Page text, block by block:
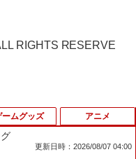
RIGHTS RESERVE
更新日時：2026/08/07 04:00
ームグッズ アニメ